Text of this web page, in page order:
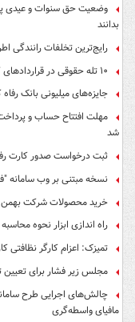
وضعیت حق سنوات و عیدی پس
بدانند
رایج‌ترین تخلفات رانندگی
۱۰ تله حقوقی در قراردادهای کار؛ از بیمه اجباری تا سفیدامضاء خطرناک
جایزه‌های میلیونی بانک
شد
ثبت درخواست صدور کارت
نسخه مبتنی بر وب سامانه
خرید محصولات شرکت بهمن
راه اندازی ابزار نحوه
تمیزک: اعزام کارگر نظافتی
مجلس زیر فشار برای
چالش‌های اجرایی طرح
مافیای واسطه‌گری